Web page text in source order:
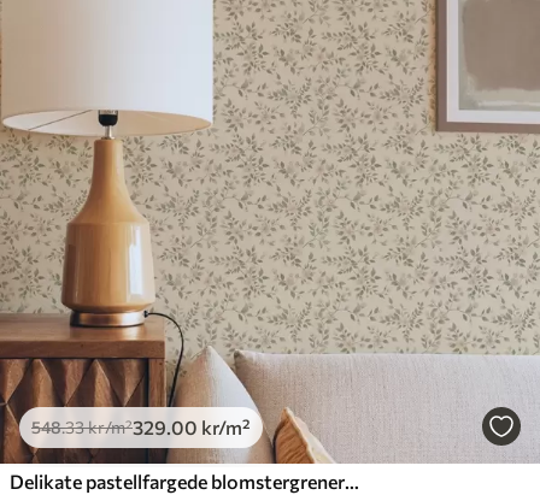
548.33kr/m²329.00 kr/m²
Delikate pastellfargede blomstergrener på beige bakgrunn